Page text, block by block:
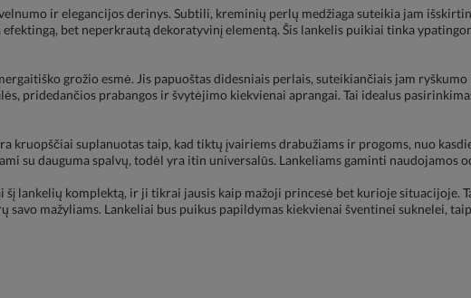
ir elegancijos derinys. Subtili, kreminių perlų medžiaga suteikia jam
bet neperkrautą dekoratyvinį elementą. Šis lankelis puikiai tinka
grožio esmė. Jis papuoštas didesniais perlais, suteikiančiais jam
pridedančios prabangos ir švytėjimo kiekvienai aprangai. Tai idealus
kruopščiai suplanuotas taip, kad tiktų įvairiems drabužiams ir progoms, nuo
su dauguma spalvų, todėl yra itin universalūs. Lankeliams gaminti naudojamos
šį lankelių komplektą, ir ji tikrai jausis kaip mažoji princesė bet kurioje situacijoje.
savo mažyliams. Lankeliai bus puikus papildymas kiekvienai šventinei suknelei,